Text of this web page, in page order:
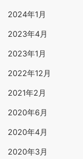
2024年1月
2023年4月
2023年1月
2022年12月
2021年2月
2020年6月
2020年4月
2020年3月